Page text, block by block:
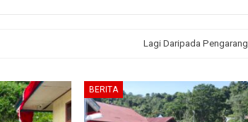
Lagi Daripada Pengarang
BERITA